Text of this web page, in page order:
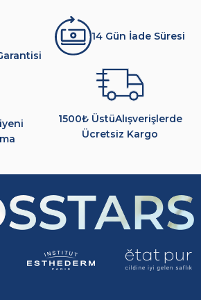
14 Gün İade Süresi
1500₺ ÜstüAlışverişlerde
Ücretsiz Kargo